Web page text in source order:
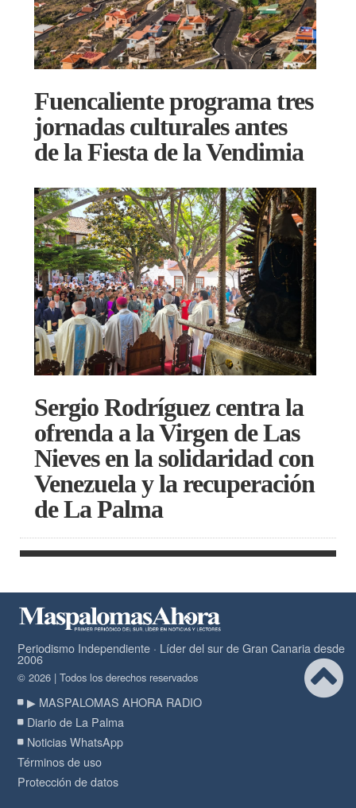
Fuencaliente programa tres
jornadas culturales antes
de la Fiesta de la Vendimia
Sergio Rodríguez centra la
ofrenda a la Virgen de Las
Nieves en la solidaridad con
Venezuela y la recuperación
de La Palma
Periodismo Independiente · Líder del sur de Gran Canaria desde
2006
© 2026 | Todos los derechos reservados
▶ MASPALOMAS AHORA RADIO
Diario de La Palma
Noticias WhatsApp
Términos de uso
Protección de datos